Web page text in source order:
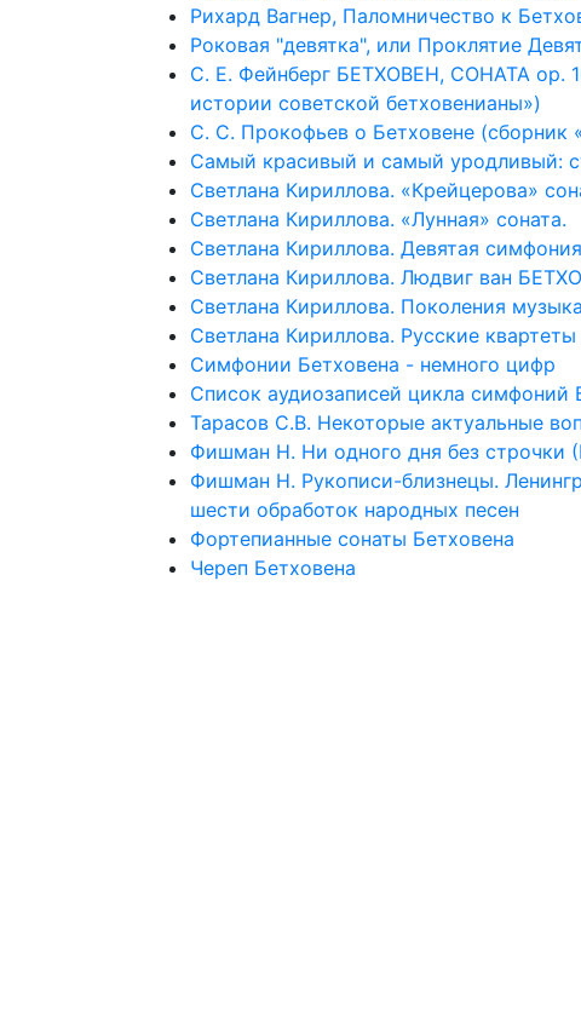
Рихард Вагнер, Паломничество к
Роковая "девятка", или Проклятие
С. Е. Фейнберг БЕТХОВЕН, СОНАТА ор.
истории советской бетховенианы»)
С. С. Прокофьев о Бетховене (сборник
Самый красивый и самый уродливый:
Светлана Кириллова. «Крейцерова»
Светлана Кириллова. «Лунная» соната.
Светлана Кириллова. Девятая симфония
Светлана Кириллова. Людвиг ван
Светлана Кириллова. Поколения
Светлана Кириллова. Русские квартеты
Симфонии Бетховена - немного цифр
Список аудиозаписей цикла симфоний
Тарасов С.В. Некоторые актуальные
Фишман Н. Ни одного дня без строчки
Фишман Н. Рукописи-близнецы.
шести обработок народных песен
Фортепианные сонаты Бетховена
Череп Бетховена